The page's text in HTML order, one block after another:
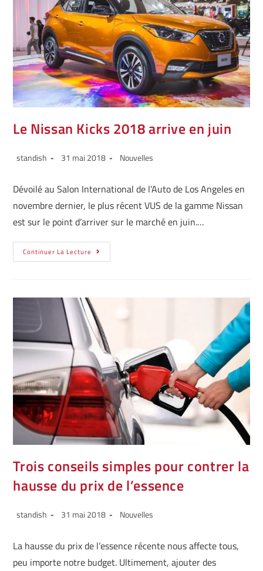
Le Nissan Kicks 2018 arrive en juin
standish 31 mai 2018 Nouvelles
Dévoilé au Salon International de l’Auto de Los Angeles en
novembre dernier, le plus récent VUS de la gamme Nissan
est sur le point d’arriver sur le marché en juin.…
Continuer La Lecture
Trois conseils simples pour contrer la
hausse du prix de l’essence
standish 31 mai 2018 Nouvelles
La hausse du prix de l’essence récente nous affecte tous,
peu importe notre budget. Ultimement, ajouter des